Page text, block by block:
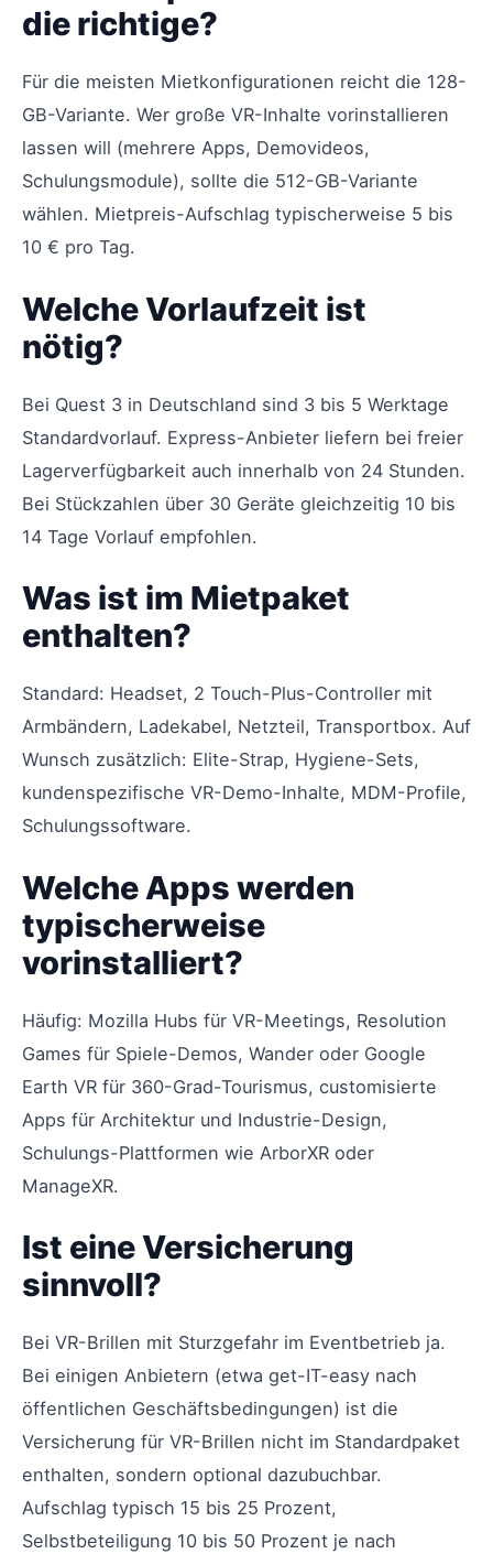
die richtige?
Für die meisten Mietkonfigurationen reicht die 128-
GB-Variante. Wer große VR-Inhalte vorinstallieren
lassen will (mehrere Apps, Demovideos,
Schulungsmodule), sollte die 512-GB-Variante
wählen. Mietpreis-Aufschlag typischerweise 5 bis
10 € pro Tag.
Welche Vorlaufzeit ist
nötig?
Bei Quest 3 in Deutschland sind 3 bis 5 Werktage
Standardvorlauf. Express-Anbieter liefern bei freier
Lagerverfügbarkeit auch innerhalb von 24 Stunden.
Bei Stückzahlen über 30 Geräte gleichzeitig 10 bis
14 Tage Vorlauf empfohlen.
Was ist im Mietpaket
enthalten?
Standard: Headset, 2 Touch-Plus-Controller mit
Armbändern, Ladekabel, Netzteil, Transportbox. Auf
Wunsch zusätzlich: Elite-Strap, Hygiene-Sets,
kundenspezifische VR-Demo-Inhalte, MDM-Profile,
Schulungssoftware.
Welche Apps werden
typischerweise
vorinstalliert?
Häufig: Mozilla Hubs für VR-Meetings, Resolution
Games für Spiele-Demos, Wander oder Google
Earth VR für 360-Grad-Tourismus, customisierte
Apps für Architektur und Industrie-Design,
Schulungs-Plattformen wie ArborXR oder
ManageXR.
Ist eine Versicherung
sinnvoll?
Bei VR-Brillen mit Sturzgefahr im Eventbetrieb ja.
Bei einigen Anbietern (etwa get-IT-easy nach
öffentlichen Geschäftsbedingungen) ist die
Versicherung für VR-Brillen nicht im Standardpaket
enthalten, sondern optional dazubuchbar.
Aufschlag typisch 15 bis 25 Prozent,
Selbstbeteiligung 10 bis 50 Prozent je nach